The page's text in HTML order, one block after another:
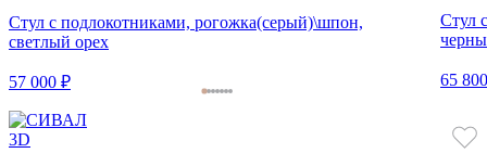
Стул с подлокотниками, рогожка(серый)\шпон,
светлый орех
57 000 ₽
Стул
65
3D